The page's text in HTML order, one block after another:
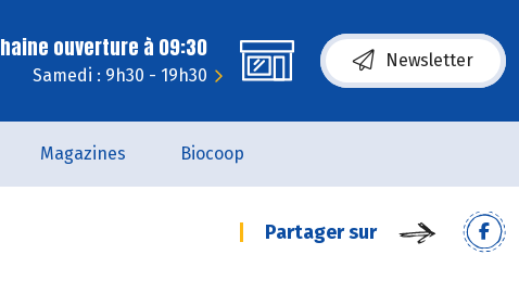
ouverture à 09:30
Samedi : 9h30 - 19h30
Newsletter
Magazines Biocoop
Partager sur